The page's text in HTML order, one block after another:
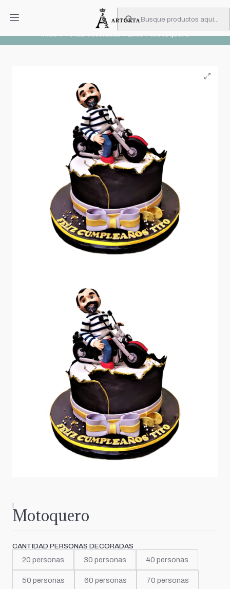
PIDA CON MUCHA ANTICIPACIÓN
Inicio Tortas decoradas Ellos Motoquero
|
Motoquero
CANTIDAD PERSONAS DECORADAS
20 personas 30 personas 40 personas
50 personas 60 personas 70 personas